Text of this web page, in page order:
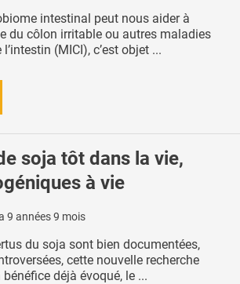
intestinal peut nous aider à
du côlon irritable ou autres maladies
(MICI), c’est objet ...
soja tôt dans la vie,
à vie
9 années 9 mois
du soja sont bien documentées,
cette nouvelle recherche
déjà évoqué, le ...